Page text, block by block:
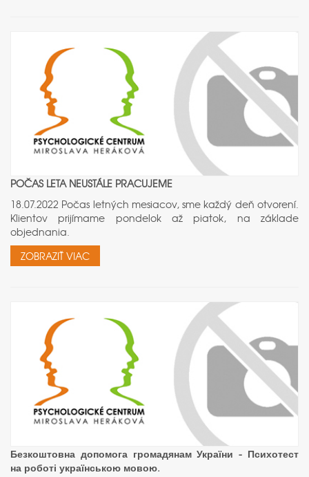
POČAS LETA NEUSTÁLE PRACUJEME
18.07.2022 Počas letných mesiacov, sme každý deň otvorení.
Klientov prijímame pondelok až piatok, na základe
objednania.
ZOBRAZIŤ VIAC
Безкоштовна допомога громадянам України - Психотест
на роботі українською мовою.